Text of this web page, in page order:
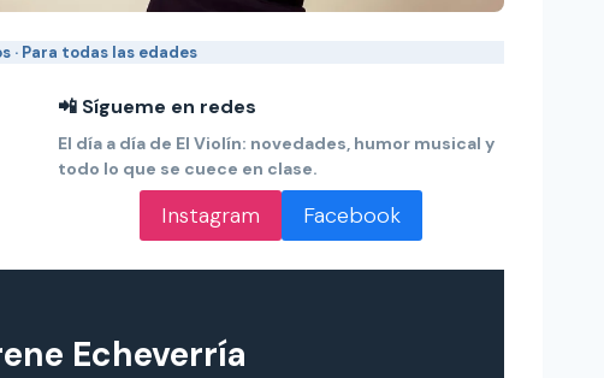
· Para todas las edades
📲 Sígueme en redes
El día a día de El Violín: novedades, humor musical y
todo lo que se cuece en clase.
Instagram Facebook
Echeverría